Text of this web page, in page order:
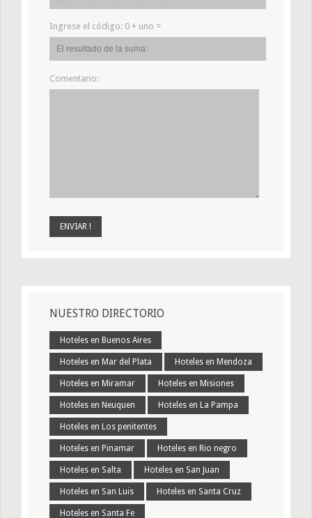
Ingrese el código: 0 + uno =
Comentario:
NUESTRO DIRECTORIO
Hoteles en Buenos Aires
Hoteles en Mar del Plata Hoteles en Mendoza
Hoteles en Miramar Hoteles en Misiones
Hoteles en Neuquen Hoteles en La Pampa
Hoteles en Los penitentes
Hoteles en Pinamar Hoteles en Rio negro
Hoteles en Salta Hoteles en San Juan
Hoteles en San Luis Hoteles en Santa Cruz
Hoteles en Santa Fe